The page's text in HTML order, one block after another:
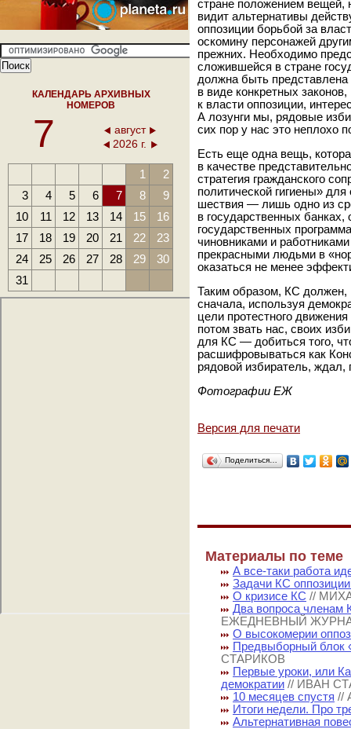
КАЛЕНДАРЬ АРХИВНЫХ
НОМЕРОВ
7
август
2026 г.
1
2
3
4 5 6 7 8
9
10
11 12 13 14 15
16
17
18 19 20 21 22
23
24
25 26 27 28 29
30
31
стране положением вещей,
видит альтернативы
оппозиции борьбой за
оскомину персонажей
прежних. Необходимо
сложившейся в стране
должна быть представлена
в виде конкретных
к власти оппозиции,
А лозунги мы, рядовые
сих пор у нас это неплохо
Есть еще одна вещь,
в качестве
стратегия гражданского
политической гигиены»
шествия — лишь одно из
в государственных
государственных
чиновниками и
прекрасными людьми в
оказаться не менее
Таким образом, КС должен,
сначала, используя
цели протестного
потом звать нас, своих
для КС — добиться того,
расшифровываться как
рядовой избиратель, ждал,
Фотографии ЕЖ
Версия для печати
Поделиться…
Материалы по теме
А все-таки работа
Задачи КС
О кризисе КС //
Два вопроса членам
ЕЖЕДНЕВНЫЙ
О высокомерии
Предвыборный блок
СТАРИКОВ
Первые уроки, или
демократии // ИВАН
10 месяцев спустя //
Итоги недели. Про
Альтернативная